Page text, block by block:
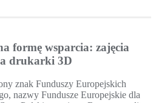
formę wsparcia: zajęcia
drukarki 3D